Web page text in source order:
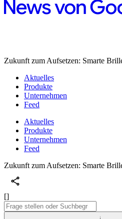
Zukunft zum Aufsetzen: Smarte
Aktuelles
Produkte
Unternehmen
Feed
Aktuelles
Produkte
Unternehmen
Feed
Zukunft zum Aufsetzen: Smarte
[]